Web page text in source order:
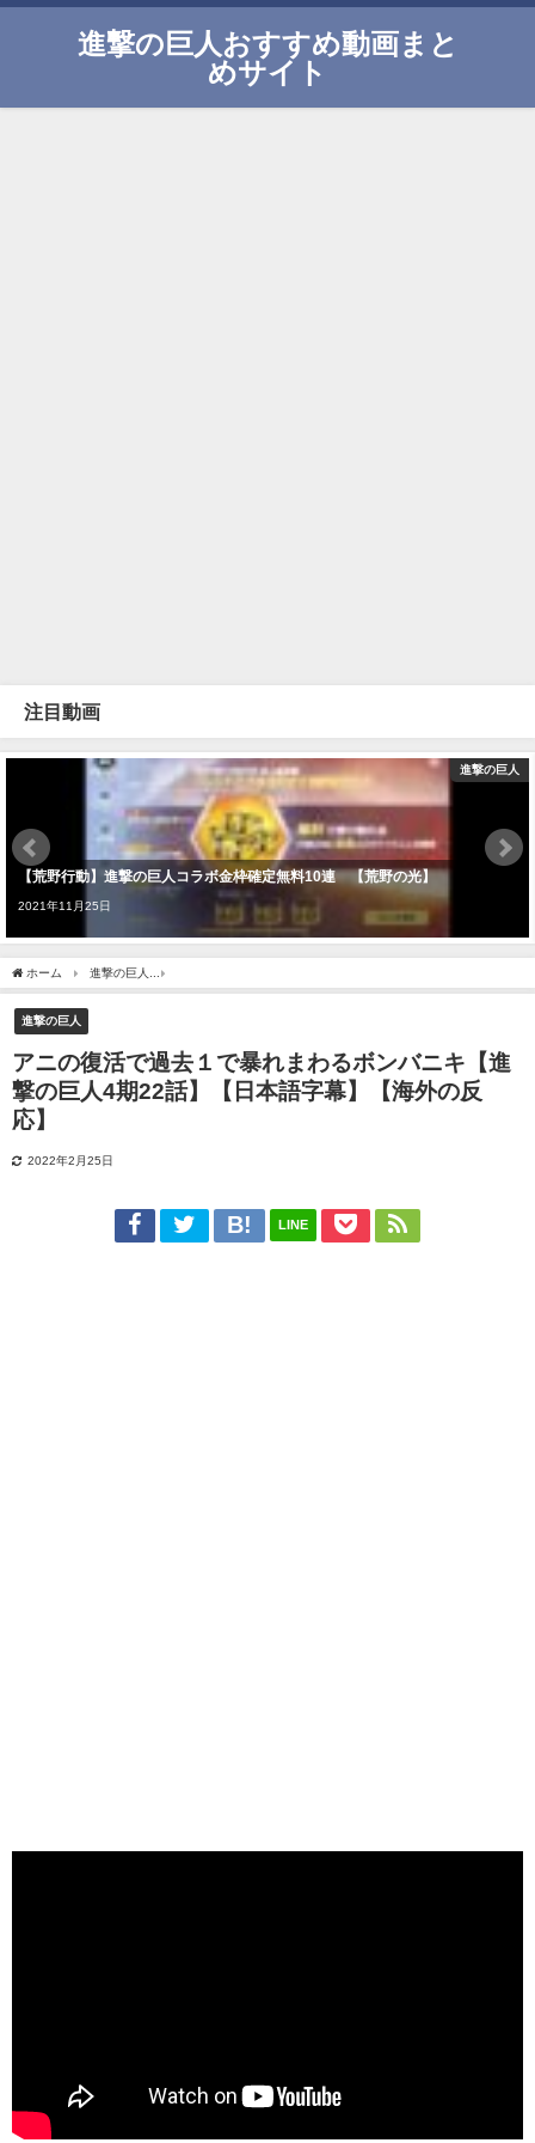
進撃の巨人おすすめ動画まと
めサイト
注目動画
進撃の巨人
【荒野行動】進撃の巨人コラボ金枠確定無料10連 【荒野の光】
2021年11月25日
ホーム 進撃の巨人
進撃の巨人
アニの復活で過去１で暴れまわるボンバニキ【進
撃の巨人4期22話】【日本語字幕】【海外の反
応】
2022年2月25日
LINE